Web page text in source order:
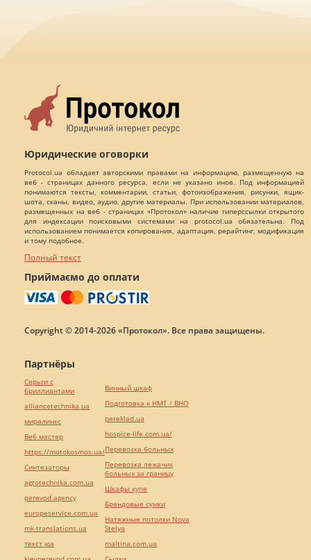
Юридические оговорки
Protocol.ua обладает авторскими правами на информацию, размещенную на
веб - страницах данного ресурса, если не указано иное. Под информацией
понимаются тексты, комментарии, статьи, фотоизображения, рисунки, ящик-
шота, сканы, видео, аудио, другие материалы. При использовании материалов,
размещенных на веб - страницах «Протокол» наличие гиперссылки открытого
для индексации поисковыми системами на protocol.ua обязательна. Под
использованием понимается копирования, адаптация, рерайтинг, модификация
и тому подобное.
Полный текст
Приймаємо до оплати
Copyright © 2014-2026 «Протокол». Все права защищены.
Партнёры
Серьги с
бриллиантами
alliancetechnika.ua
миралинкс
Веб мастер
https://motokosmos.ua/
Синтезаторы
agrotechnika.com.ua
perevod.agency
europeservice.com.ua
mk-translations.ua
текст юа
Винный шкаф
Подготовка к НМТ / ВНО
pereklad.ua
hospice-life.com.ua/
Перевозка больных
Перевозка лежачих
больных за границу
Шкафы купе
Брендовые сумки
Натяжные потолки Nova
Stelya
maltina.com.ua